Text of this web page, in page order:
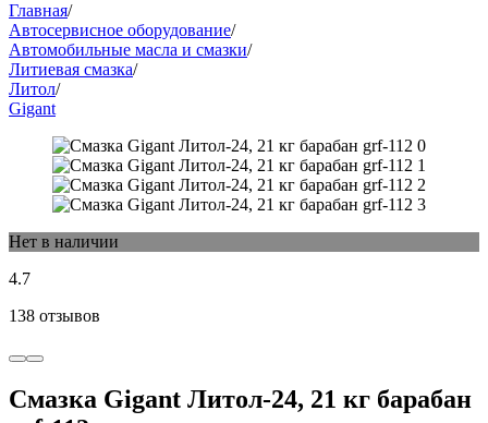
Главная/
Автосервисное оборудование/
Автомобильные масла и смазки/
Литиевая смазка/
Литол/
Gigant
Нет в наличии
4.7
138 отзывов
Смазка Gigant Литол-24, 21 кг барабан